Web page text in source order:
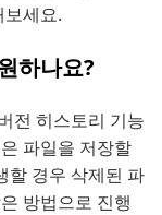
세요.
하나요?
전 히스토리 기능
파일을 저장할
할 경우 삭제된 파
방법으로 진행